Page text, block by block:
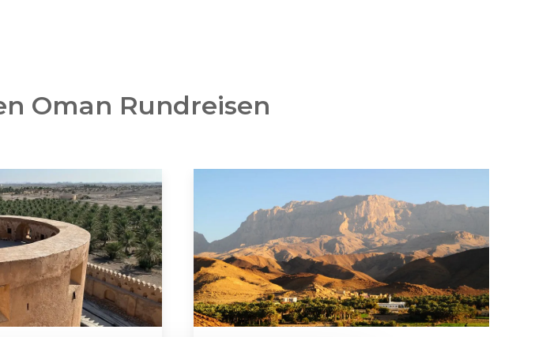
Oman Rundreisen